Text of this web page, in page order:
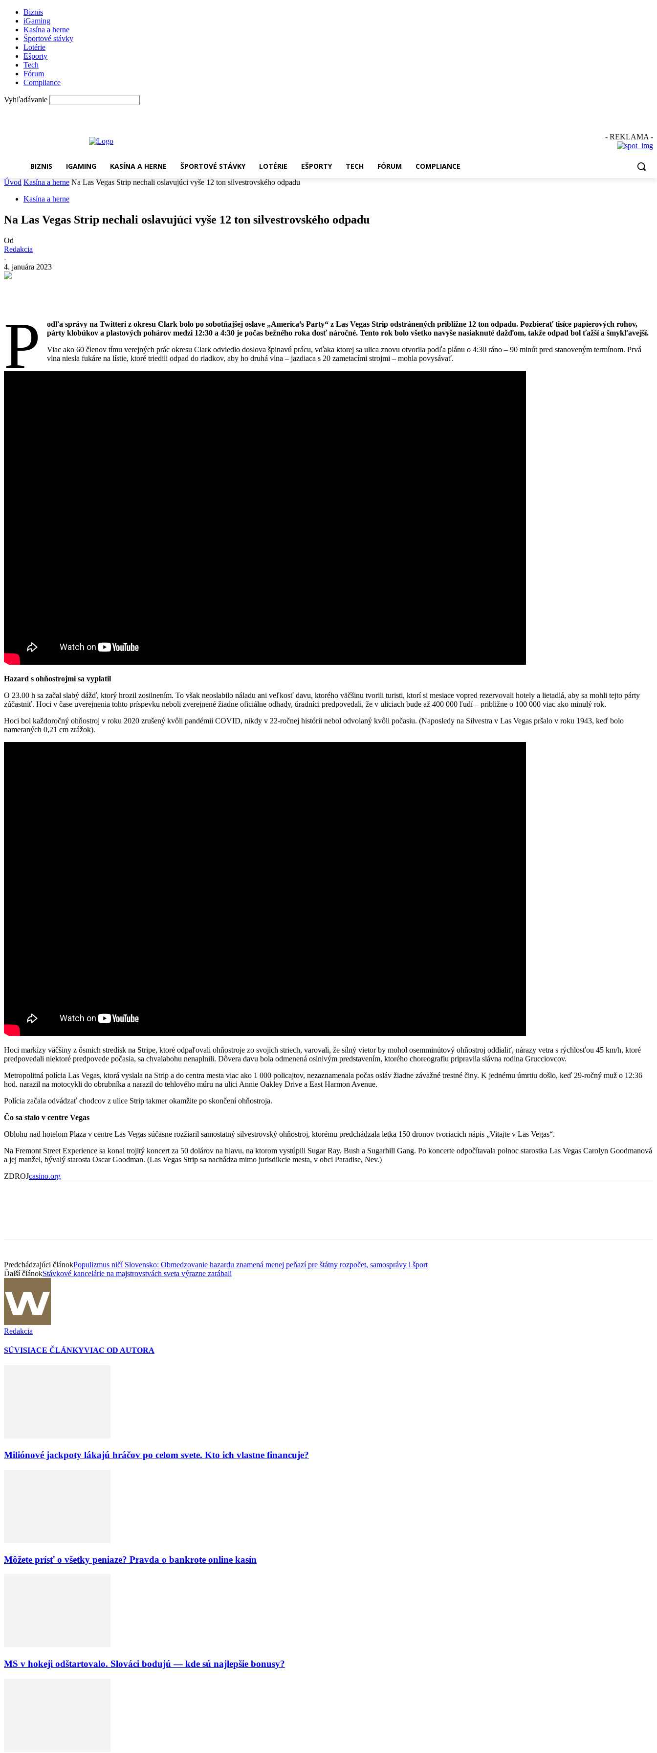
Biznis
iGaming
Kasína a herne
Športové stávky
Lotérie
Ešporty
Tech
Fórum
Compliance
Vyhľadávanie
- REKLAMA -
BIZNIS IGAMING KASÍNA A HERNE ŠPORTOVÉ STÁVKY LOTÉRIE EŠPORTY TECH FÓRUM COMPLIANCE
Úvod Kasína a herne Na Las Vegas Strip nechali oslavujúci vyše 12 ton silvestrovského odpadu
Kasína a herne
Na Las Vegas Strip nechali oslavujúci vyše 12 ton silvestrovského odpadu
Od
Redakcia
-
4. januára 2023
P
odľa správy na Twitteri z okresu Clark bolo po sobotňajšej oslave „America’s Party“ z Las Vegas Strip odstránených približne 12 ton odpadu. Pozbierať tisíce papierových rohov,
párty klobúkov a plastových pohárov medzi 12:30 a 4:30 je počas bežného roka dosť náročné. Tento rok bolo všetko navyše nasiaknuté dažďom, takže odpad bol ťažší a šmykľavejší.
Viac ako 60 členov tímu verejných prác okresu Clark odviedlo doslova špinavú prácu, vďaka ktorej sa ulica znovu otvorila podľa plánu o 4:30 ráno – 90 minút pred stanoveným termínom. Prvá
vlna niesla fukáre na lístie, ktoré triedili odpad do riadkov, aby ho druhá vlna – jazdiaca s 20 zametacími strojmi – mohla povysávať.
Hazard s ohňostrojmi sa vyplatil
O 23.00 h sa začal slabý dážď, ktorý hrozil zosilnením. To však neoslabilo náladu ani veľkosť davu, ktorého väčšinu tvorili turisti, ktorí si mesiace vopred rezervovali hotely a lietadlá, aby sa mohli tejto párty
zúčastniť. Hoci v čase uverejnenia tohto príspevku neboli zverejnené žiadne oficiálne odhady, úradníci predpovedali, že v uliciach bude až 400 000 ľudí – približne o 100 000 viac ako minulý rok.
Hoci bol každoročný ohňostroj v roku 2020 zrušený kvôli pandémii COVID, nikdy v 22-ročnej histórii nebol odvolaný kvôli počasiu. (Naposledy na Silvestra v Las Vegas pršalo v roku 1943, keď bolo
nameraných 0,21 cm zrážok).
Hoci markízy väčšiny z ôsmich stredísk na Stripe, ktoré odpaľovali ohňostroje zo svojich striech, varovali, že silný vietor by mohol osemminútový ohňostroj oddialiť, nárazy vetra s rýchlosťou 45 km/h, ktoré
predpovedali niektoré predpovede počasia, sa chvalabohu nenaplnili. Dôvera davu bola odmenená oslnivým predstavením, ktorého choreografiu pripravila slávna rodina Grucciovcov.
Metropolitná polícia Las Vegas, ktorá vyslala na Strip a do centra mesta viac ako 1 000 policajtov, nezaznamenala počas osláv žiadne závažné trestné činy. K jednému úmrtiu došlo, keď 29-ročný muž o 12:36
hod. narazil na motocykli do obrubníka a narazil do tehlového múru na ulici Annie Oakley Drive a East Harmon Avenue.
Polícia začala odvádzať chodcov z ulice Strip takmer okamžite po skončení ohňostroja.
Čo sa stalo v centre Vegas
Oblohu nad hotelom Plaza v centre Las Vegas súčasne rozžiaril samostatný silvestrovský ohňostroj, ktorému predchádzala letka 150 dronov tvoriacich nápis „Vitajte v Las Vegas“.
Na Fremont Street Experience sa konal trojitý koncert za 50 dolárov na hlavu, na ktorom vystúpili Sugar Ray, Bush a Sugarhill Gang. Po koncerte odpočítavala polnoc starostka Las Vegas Carolyn Goodmanová
a jej manžel, bývalý starosta Oscar Goodman. (Las Vegas Strip sa nachádza mimo jurisdikcie mesta, v obci Paradise, Nev.)
ZDROJcasino.org
Predchádzajúci článokPopulizmus ničí Slovensko: Obmedzovanie hazardu znamená menej peňazí pre štátny rozpočet, samosprávy i šport
Ďalší článokStávkové kancelárie na majstrovstvách sveta výrazne zarábali
Redakcia
SÚVISIACE ČLÁNKYVIAC OD AUTORA
Miliónové jackpoty lákajú hráčov po celom svete. Kto ich vlastne financuje?
Môžete prísť o všetky peniaze? Pravda o bankrote online kasín
MS v hokeji odštartovalo. Slováci bodujú — kde sú najlepšie bonusy?